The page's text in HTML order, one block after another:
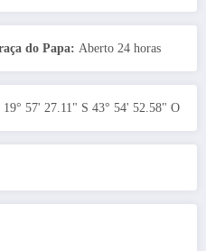
do Papa: Aberto 24 horas
19° 57' 27.11" S 43° 54' 52.58" O